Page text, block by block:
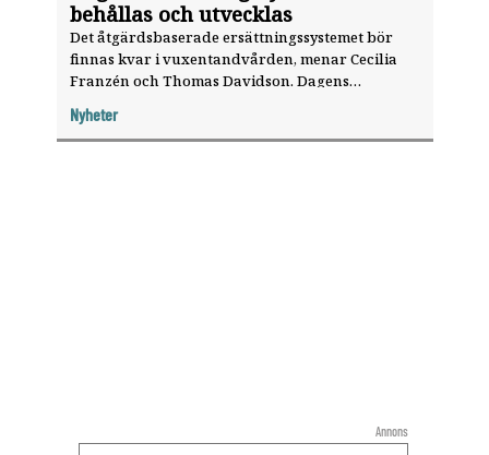
behållas och utvecklas
Det åtgärdsbaserade ersättningssystemet bör
finnas kvar i vuxentandvården, menar Cecilia
Franzén och Thomas Davidson. Dagens
genom förenklingar av hur ATB och STB
används, men även genom ökad satsning på
Nyheter
Annons